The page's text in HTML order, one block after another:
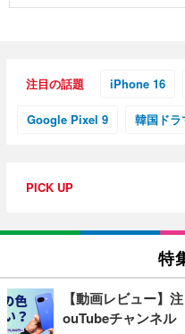
注目の話題 iPhone 16
Google Pixel 9 韓国ドラ
PICK UP
特
【動画レビュー】
ouTubeチャンネル